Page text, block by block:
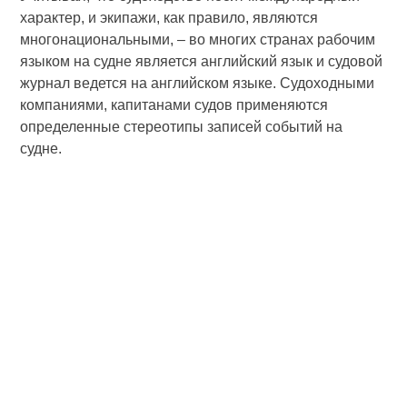
характер, и экипажи, как правило, являются
многонациональными, – во многих странах рабочим
языком на судне является английский язык и судовой
журнал ведется на английском языке. Судоходными
компаниями, капитанами судов применяются
определенные стереотипы записей событий на
судне.